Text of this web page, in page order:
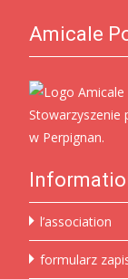
Amicale
Stowarzyszenie
w Perpignan.
l’association
formularz